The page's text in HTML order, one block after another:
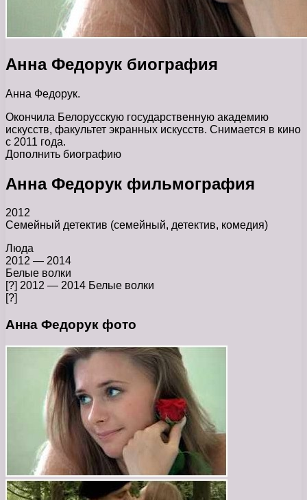
Анна Федорук биография
Анна Федорук.
Окончила Белорусскую государственную академию
искусств, факультет экранных искусств. Снимается в кино
с 2011 года.
Дополнить биографию
Анна Федорук фильмография
2012
Семейный детектив (семейный, детектив, комедия)
Люда
2012 — 2014
Белые волки
[?] 2012 — 2014 Белые волки
[?]
Анна Федорук фото